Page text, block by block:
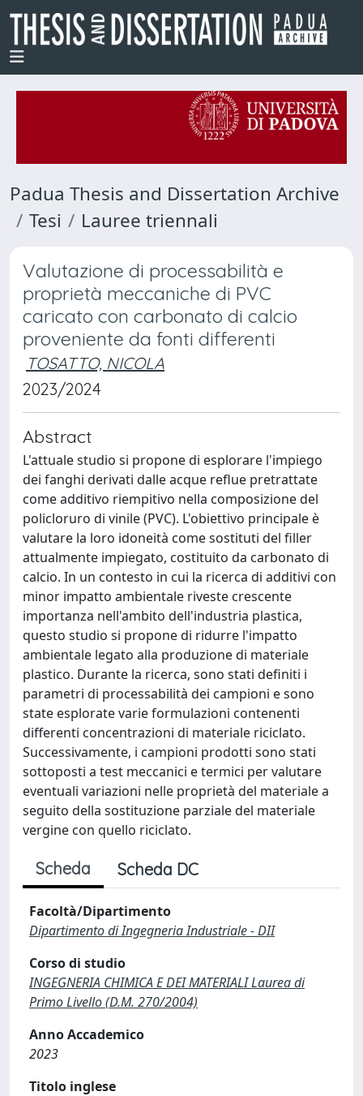
Padua Thesis and Dissertation Archive
Tesi
Lauree triennali
Valutazione di processabilità e
proprietà meccaniche di PVC
caricato con carbonato di calcio
proveniente da fonti differenti
TOSATTO, NICOLA
2023/2024
Abstract
L'attuale studio si propone di esplorare l'impiego
dei fanghi derivati dalle acque reflue pretrattate
come additivo riempitivo nella composizione del
policloruro di vinile (PVC). L'obiettivo principale è
valutare la loro idoneità come sostituti del filler
attualmente impiegato, costituito da carbonato di
calcio. In un contesto in cui la ricerca di additivi con
minor impatto ambientale riveste crescente
importanza nell'ambito dell'industria plastica,
questo studio si propone di ridurre l'impatto
ambientale legato alla produzione di materiale
plastico. Durante la ricerca, sono stati definiti i
parametri di processabilità dei campioni e sono
state esplorate varie formulazioni contenenti
differenti concentrazioni di materiale riciclato.
Successivamente, i campioni prodotti sono stati
sottoposti a test meccanici e termici per valutare
eventuali variazioni nelle proprietà del materiale a
seguito della sostituzione parziale del materiale
vergine con quello riciclato.
Scheda Scheda DC
Facoltà/Dipartimento
Dipartimento di Ingegneria Industriale - DII
Corso di studio
INGEGNERIA CHIMICA E DEI MATERIALI Laurea di
Primo Livello (D.M. 270/2004)
Anno Accademico
2023
Titolo inglese